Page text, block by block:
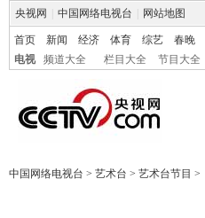
央视网 中国网络电视台 网站地图
首页 新闻 经济 体育 综艺 春晚
电视
频道大全 栏目大全 节目大全
中国网络电视台 > 艺术台 > 艺术台节目 >